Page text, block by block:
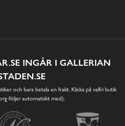
INGÅR I GALLERIAN
och bara betala en frakt. Klicka på valfri butik
följer automatiskt med):